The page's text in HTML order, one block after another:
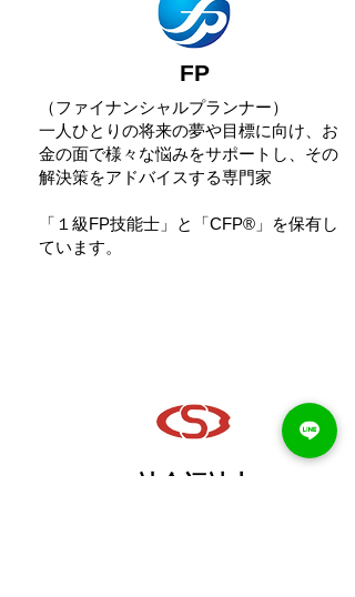
FP
（ファイナンシャルプランナー）
一人ひとりの将来の夢や目標に向け、お
金の面で様々な悩みをサポートし、その
解決策をアドバイスする専門家
​「１級FP技能士」と「CFP®」を保有し
ています。
社会福祉士